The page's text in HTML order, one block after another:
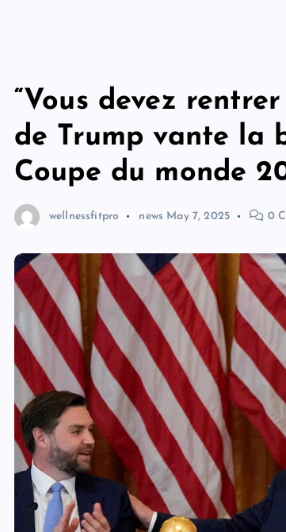
“Vous devez
de Trump vante la
Coupe du monde
wellnessfitpro news May 7, 2025 0